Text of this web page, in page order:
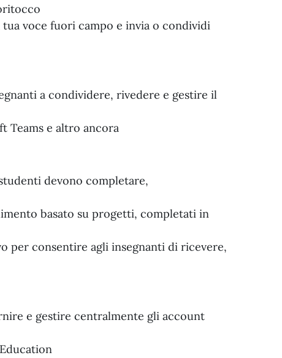
voce fuori campo e invia o condividi
a condividere, rivedere e gestire il
Teams e altro ancora
devono completare,
basato su progetti, completati in
per consentire agli insegnanti di ricevere,
e gestire centralmente gli account